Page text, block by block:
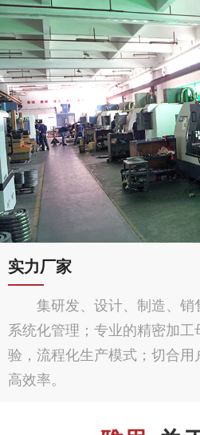
实力厂家
集研发、设计、制造、销
系统化管理；专业的精密加
验，流程化生产模式；切合用
高效率。